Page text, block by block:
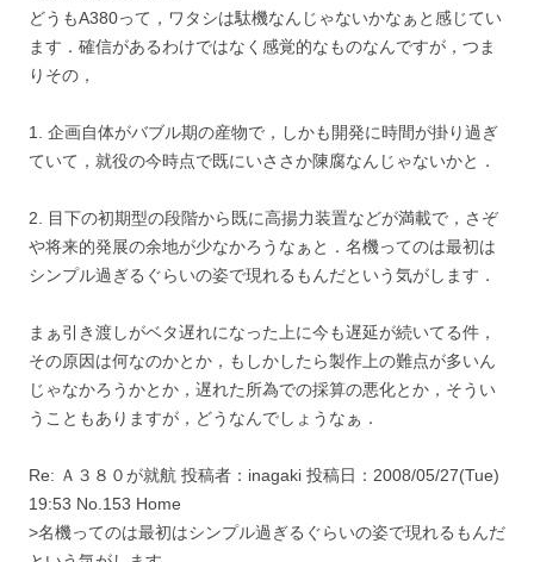
どうもA380って，ワタシは駄機なんじゃないかなぁと感じてい
ます．確信があるわけではなく感覚的なものなんですが，つま
りその，
1. 企画自体がバブル期の産物で，しかも開発に時間が掛り過ぎ
ていて，就役の今時点で既にいささか陳腐なんじゃないかと．
2. 目下の初期型の段階から既に高揚力装置などが満載で，さぞ
や将来的発展の余地が少なかろうなぁと．名機ってのは最初は
シンプル過ぎるぐらいの姿で現れるもんだという気がします．
まぁ引き渡しがベタ遅れになった上に今も遅延が続いてる件，
その原因は何なのかとか，もしかしたら製作上の難点が多いん
じゃなかろうかとか，遅れた所為での採算の悪化とか，そうい
うこともありますが，どうなんでしょうなぁ．
Re: Ａ３８０が就航 投稿者：inagaki 投稿日：2008/05/27(Tue)
19:53 No.153 Home
>名機ってのは最初はシンプル過ぎるぐらいの姿で現れるもんだ